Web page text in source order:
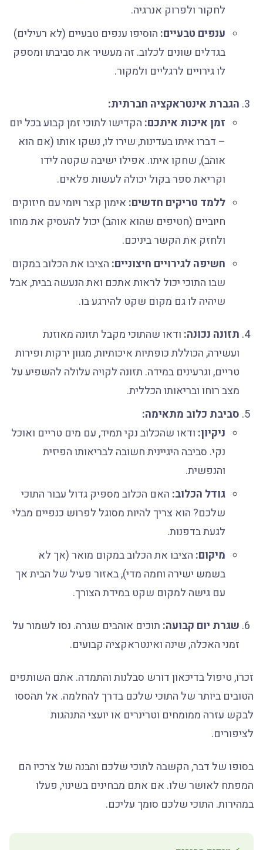
לחקור ולפרוק אנרגיה.
ענפים טבעיים:הוסיפו ענפים טבעיים (לא רעילים)
בגדלים שונים לכלוב. זה מעשיר את סביבתו ומספק
לו גירויים לרגליים ולמקור.
הגברת אינטראקציה חברתית:
זמן איכות איתכם:הקדישו לתוכי זמן קבוע בכל יום
– דברו איתו בעדינות, שירו לו, נשקו אותו (אם הוא
אוהב), שחקו איתו. אפילו ישיבה שקטה לידו
וקריאת ספר בקול יכולה לעשות פלאים.
ללמד טריקים חדשים:אימון קצר ויומי עם חיזוקים
חיוביים (חטיפים שהוא אוהב) יכול להעסיק את מוחו
ולחזק את הקשר ביניכם.
חשיפה לגירויים חיצוניים:הציבו את הכלוב במקום
שבו התוכי יכול לראות אתכם ואת הנעשה בבית, אבל
שיהיה לו גם מקום שקט להירגע בו.
תזונה נכונה:ודאו שהתוכי מקבל תזונה מאוזנת
ועשירה, הכוללת כופתיות איכותיות, מגוון ירקות ופירות
טריים, וגרעינים במידה. תזונה לקויה עלולה להשפיע על
מצב רוחו ובריאותו הכללית.
סביבת כלוב מתאימה:
ניקיון:ודאו שהכלוב נקי תמיד, עם מים טריים ואוכל
נקי. סביבה היגיינית חשובה לבריאותו הפיזית
והנפשית.
גודל הכלוב:האם הכלוב מספיק גדול עבור התוכי
שלכם? הוא צריך להיות מסוגל לפרוש כנפיים מבלי
לגעת בדפנות.
מיקום:הציבו את הכלוב במקום מואר (אך לא
בשמש ישירה וחמה מדי), באזור פעיל של הבית אך
עם גישה למקום שקט במידת הצורך.
שגרת יום קבועה:תוכים אוהבים שגרה. נסו לשמור על
זמני האכלה, שינה ואינטראקציה קבועים.
זכרו, טיפול בדיכאון דורש סבלנות והתמדה. אתם השותפים
הטובים ביותר של התוכי שלכם בדרך להחלמה. אל תהססו
לבקש עזרה ממומחים וטרינרים או יועצי התנהגות
לציפורים.
בסופו של דבר, הקשבה לתוכי שלכם והבנה של צרכיו הם
המפתח לאושר שלו. אם אתם מבחינים בשינוי, פעלו
במהירות. התוכי שלכם סומך עליכם.